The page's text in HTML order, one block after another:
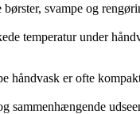
svampe og
temperatur under
håndvask er ofte
sammenhængende